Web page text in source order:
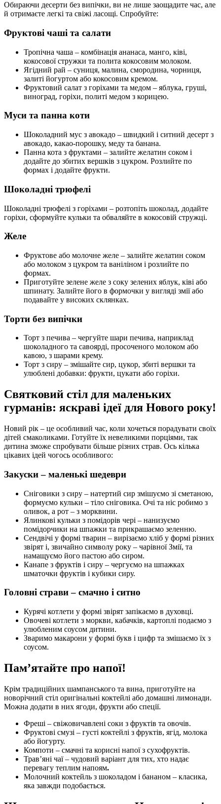
Обираючи десерти без випічки, ви не лише заощадите час, але
й отримаєте легкі та свіжі ласощі. Спробуйте:
Фруктові чаші та салати
Тропічна чаша – комбінація ананаса, манго, ківі,
кокосової стружки та полита кокосовим молоком.
Ягідний рай – суниця, малина, смородина, чорниця,
залиті йогуртом або кокосовим кремом.
Фруктовий салат з горіхами та медом – яблука, груші,
виноград, горіхи, политі медом з корицею.
Муси та панна коти
Шоколадний мус з авокадо – швидкий і ситний десерт з
авокадо, какао-порошку, меду та банана.
Панна кота з фруктами – залийте желатин соком і
додайте до збитих вершків з цукром. Розлийте по
формах і додайте фрукти.
Шоколадні трюфелі
Шоколадні трюфелі з горіхами – розтопіть шоколад, додайте
горіхи, сформуйте кульки та обваляйте в кокосовій стружці.
Желе
Фруктове або молочне желе – залийте желатин соком
або молоком з цукром та ваніліном і розлийте по
формах.
Приготуйте зелене желе з соку зелених яблук, ківі або
шпинату. Залийте його в формочки у вигляді змії або
подавайте у високих склянках.
Торти без випічки
Торт з печива – чергуйте шари печива, наприклад
шоколадного та савоярді, просоченого молоком або
кавою, з шарами крему.
Торт з сиру – змішайте сир, цукор, збиті вершки та
улюблені добавки: фрукти, цукати або горіхи.
Святковий стіл для маленьких
гурманів: яскраві ідеї для Нового року!
Новий рік – це особливий час, коли хочеться порадувати своїх
дітей смаколиками. Готуйте їх невеликими порціями, так
дитина зможе спробувати більше різних страв. Ось кілька
цікавих ідей чогось особливого:
Закуски – маленькі шедеври
Сніговики з сиру – натертий сир змішуємо зі сметаною,
формуємо кульки – тіло сніговика. Очі та ніс робимо з
оливок, а рот – з морквини.
Ялинкові кульки з помідорів чері – нанизуємо
помідорчики на шпажки та прикрашаємо зеленню.
Сендвічі у формі тварин – вирізаємо хліб у формі різних
звірят і, звичайно символу року – чарівної Змії, та
намащуємо його пастою або сиром.
Канапе з фруктів і сиру – чергуємо на шпажках
шматочки фруктів і кубики сиру.
Головні страви – смачно і ситно
Курячі котлети у формі звірят запікаємо в духовці.
Овочеві котлети з моркви, кабачків, картоплі подаємо з
улюбленим соусом дитини.
Зваримо макарони у формі букв і цифр та змішаємо їх з
соусом.
Пам’ятайте про напої!
Крім традиційних шампанського та вина, приготуйте на
новорічний стіл оригінальні коктейлі або домашні лимонади.
Можна додати в них ягоди, фрукти або спеції.
Фреші – свіжовичавлені соки з фруктів та овочів.
Фруктові смузі – густі коктейлі з фруктів, ягід, молока
або йогурту.
Компоти – смачні та корисні напої з сухофруктів.
Трав’яні чаї – чудовий варіант для тих, хто надає
перевагу теплим напоям.
Молочний коктейль з шоколадом і бананом – класика,
яка завжди подобається.